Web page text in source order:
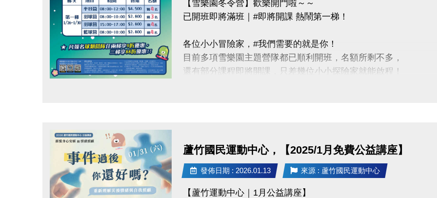
【雪樂園冬令營】歡樂開門啦～～
已開班即將滿班｜#即將開課 熱鬧第一梯！
各位小小冒險家，#我們需要的就是你！
目前多項雪樂園主題營隊都已順利開班，名額所剩不多，
還有部分課程即將開課，只差幾位小小探險家就能啟程！
凡報名球類營隊任兩梯享9折優惠，三梯享88折優惠!!
【報名資訊】開課前皆可報名，把握最後機會！
報名只到115/1/25(日)請別錯過囉
蘆竹國民運動中心，【2025/1月免費公益講座】
發佈日期 : 2026.01.13 來源 : 蘆竹國民運動中心
【蘆竹運動中心｜1月公益講座】